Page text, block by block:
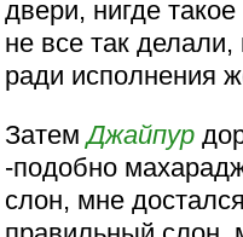
двери, нигде
не все так
ради исполнения
ЗатемДжайпур
-подобно
слон, мне